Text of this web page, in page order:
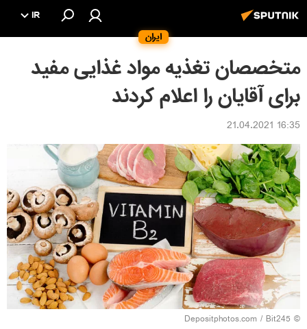
ایران
IR
متخصصان تغذیه مواد غذایی مفید
برای آقایان را اعلام کردند
16:35 21.04.2021
© Depositphotos.com / Bit245